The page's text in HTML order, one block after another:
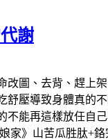
謝
改圖、去背、趕上
舒壓導致身體真的
能再這樣放任自
家》山苦瓜胜肽+